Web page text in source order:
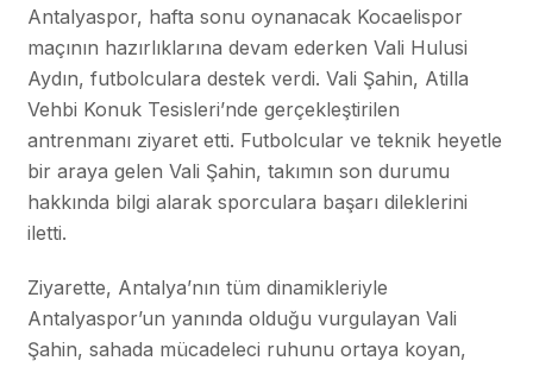
Antalyaspor, hafta sonu oynanacak Kocaelispor
maçının hazırlıklarına devam ederken Vali Hulusi
Aydın, futbolculara destek verdi. Vali Şahin, Atilla
Vehbi Konuk Tesisleri’nde gerçekleştirilen
antrenmanı ziyaret etti. Futbolcular ve teknik heyetle
bir araya gelen Vali Şahin, takımın son durumu
hakkında bilgi alarak sporculara başarı dileklerini
iletti.
Ziyarette, Antalya’nın tüm dinamikleriyle
Antalyaspor’un yanında olduğu vurgulayan Vali
Şahin, sahada mücadeleci ruhunu ortaya koyan,